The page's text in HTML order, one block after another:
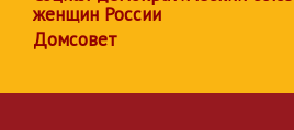
женщин России
Домсовет